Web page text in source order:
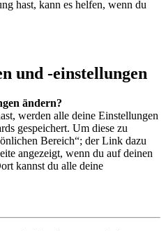
hast, kann es helfen, wenn du
und -einstellungen
ändern?
werden alle deine Einstellungen
gespeichert. Um diese zu
Bereich“; der Link dazu
angezeigt, wenn du auf deinen
kannst du alle deine